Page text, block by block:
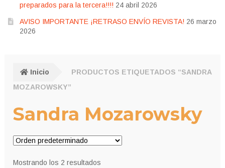
preparados para la tercera!!!! 24 abril 2026
AVISO IMPORTANTE ¡RETRASO ENVÍO REVISTA! 26 marzo
2026
Inicio
PRODUCTOS ETIQUETADOS “SANDRA
MOZAROWSKY”
Sandra Mozarowsky
Mostrando los 2 resultados